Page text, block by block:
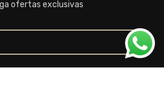
ofertas exclusivas